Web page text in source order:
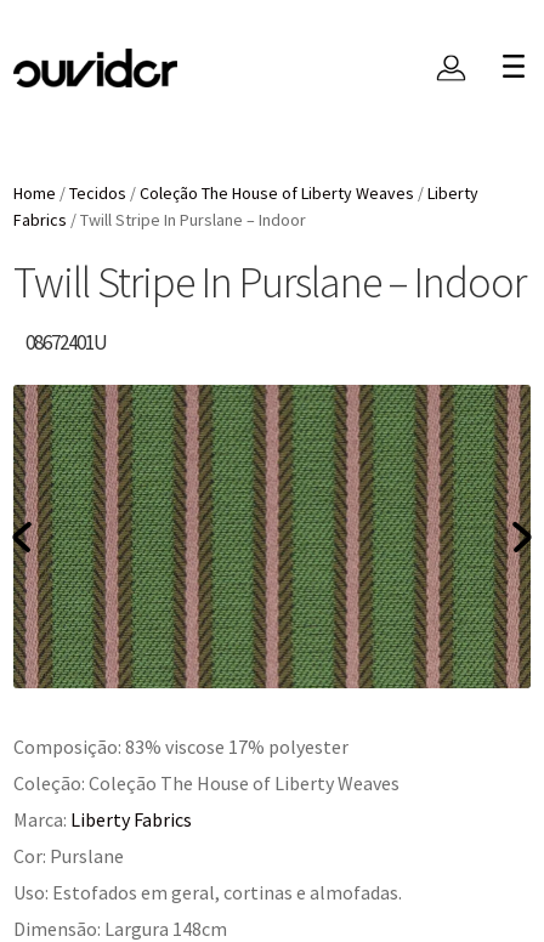
Home /Tecidos /Coleção The House of Liberty Weaves /Liberty
Fabrics /Twill Stripe In Purslane – Indoor
Twill Stripe In Purslane – Indoor
08672401U
Composição: 83% viscose 17% polyester
Coleção: Coleção The House of Liberty Weaves
Marca: Liberty Fabrics
Cor: Purslane
Uso: Estofados em geral, cortinas e almofadas.
Dimensão: Largura 148cm